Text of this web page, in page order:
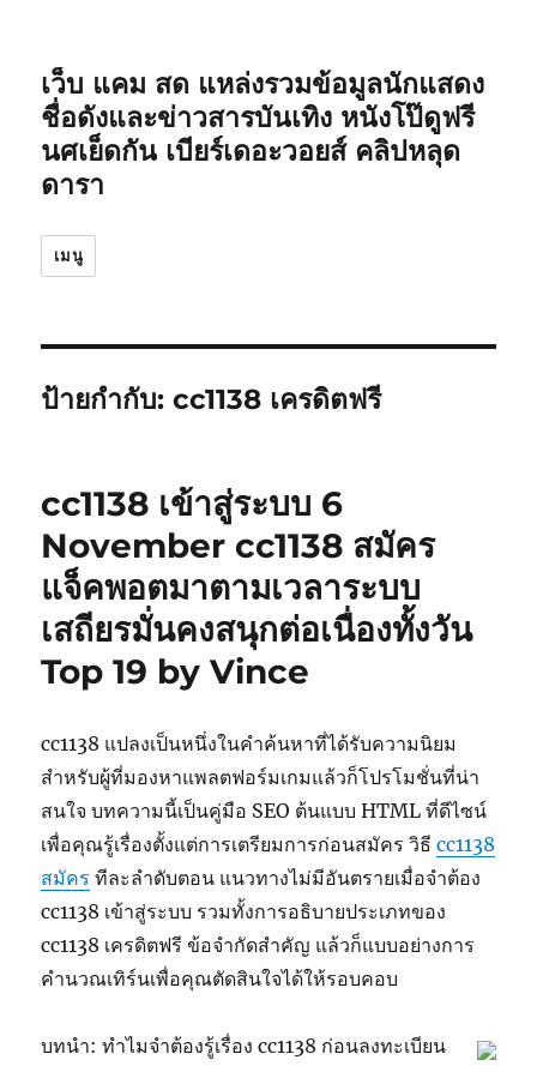
เว็บ แคม สด แหล่งรวมข้อมูลนักแสดง
ชื่อดังและข่าวสารบันเทิง หนังโป๊ดูฟรี
นศเย็ดกัน เบียร์เดอะวอยส์ คลิปหลุด
ดารา
เมนู
ป้ายกำกับ:cc1138 เครดิตฟรี
cc1138 เข้าสู่ระบบ 6
November cc1138 สมัคร
แจ็คพอตมาตามเวลาระบบ
เสถียรมั่นคงสนุกต่อเนื่องทั้งวัน
Top 19 by Vince
cc1138 แปลงเป็นหนึ่งในคำค้นหาที่ได้รับความนิยม
สำหรับผู้ที่มองหาแพลตฟอร์มเกมแล้วก็โปรโมชั่นที่น่า
สนใจ บทความนี้เป็นคู่มือ SEO ต้นแบบ HTML ที่ดีไซน์
เพื่อคุณรู้เรื่องตั้งแต่การเตรียมการก่อนสมัคร วิธีcc1138
สมัคร ทีละลำดับตอน แนวทางไม่มีอันตรายเมื่อจำต้อง
cc1138 เข้าสู่ระบบ รวมทั้งการอธิบายประเภทของ
cc1138 เครดิตฟรี ข้อจำกัดสำคัญ แล้วก็แบบอย่างการ
คำนวณเทิร์นเพื่อคุณตัดสินใจได้ให้รอบคอบ
บทนำ: ทำไมจำต้องรู้เรื่อง cc1138 ก่อนลงทะเบียน